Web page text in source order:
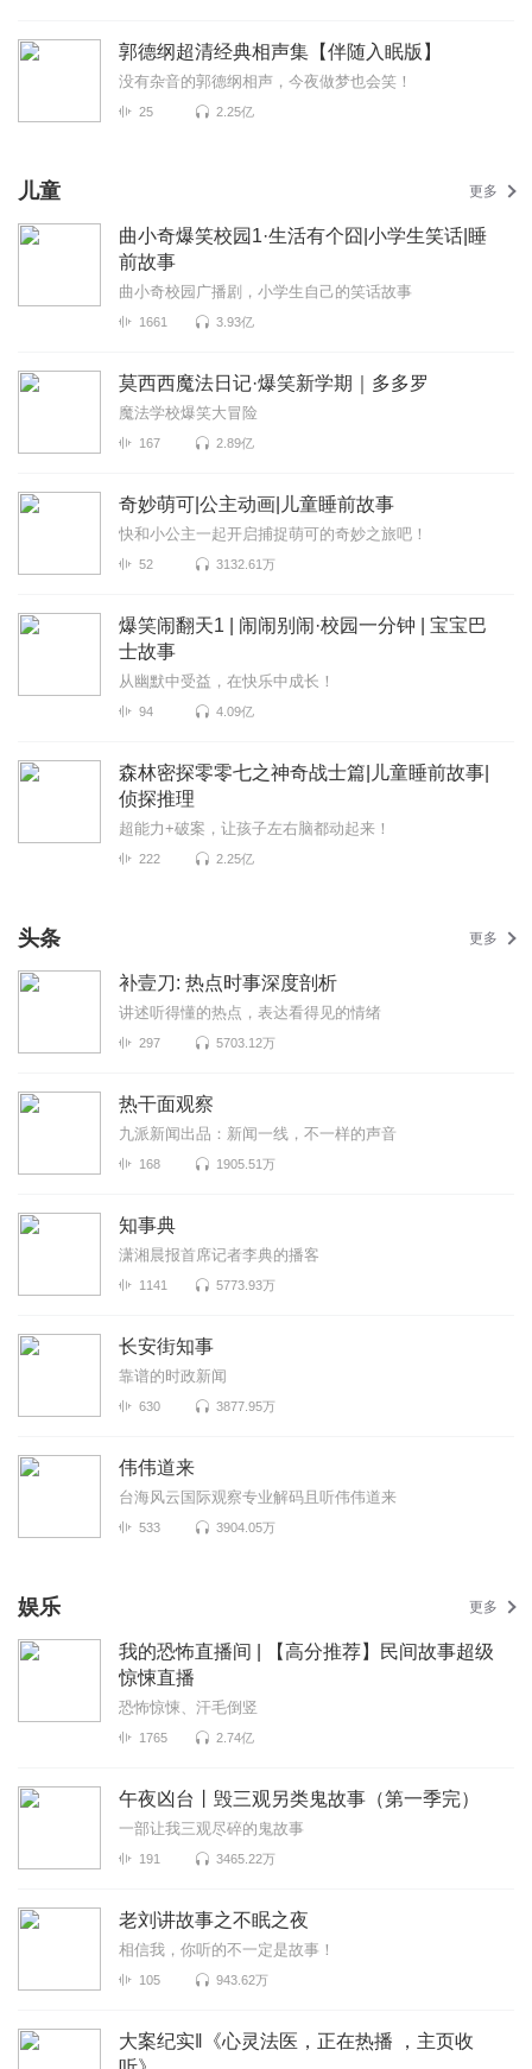
郭德纲超清经典相声集【伴随入眠版】
没有杂音的郭德纲相声，今夜做梦也会笑！
25 2.25亿
儿童 更多
曲小奇爆笑校园1·生活有个囧|小学生笑话|睡
前故事
曲小奇校园广播剧，小学生自己的笑话故事
1661 3.93亿
莫西西魔法日记·爆笑新学期｜多多罗
魔法学校爆笑大冒险
167 2.89亿
奇妙萌可|公主动画|儿童睡前故事
快和小公主一起开启捕捉萌可的奇妙之旅吧！
52 3132.61万
爆笑闹翻天1 | 闹闹别闹·校园一分钟 | 宝宝巴
士故事
从幽默中受益，在快乐中成长！
94 4.09亿
森林密探零零七之神奇战士篇|儿童睡前故事|
侦探推理
超能力+破案，让孩子左右脑都动起来！
222 2.25亿
头条 更多
补壹刀: 热点时事深度剖析
讲述听得懂的热点，表达看得见的情绪
297 5703.12万
热干面观察
九派新闻出品：新闻一线，不一样的声音
168 1905.51万
知事典
潇湘晨报首席记者李典的播客
1141 5773.93万
长安街知事
靠谱的时政新闻
630 3877.95万
伟伟道来
台海风云国际观察专业解码且听伟伟道来
533 3904.05万
娱乐 更多
我的恐怖直播间 | 【高分推荐】民间故事超级
惊悚直播
恐怖惊悚、汗毛倒竖
1765 2.74亿
午夜凶台丨毁三观另类鬼故事（第一季完）
一部让我三观尽碎的鬼故事
191 3465.22万
老刘讲故事之不眠之夜
相信我，你听的不一定是故事！
105 943.62万
大案纪实‖《心灵法医，正在热播 ，主页收